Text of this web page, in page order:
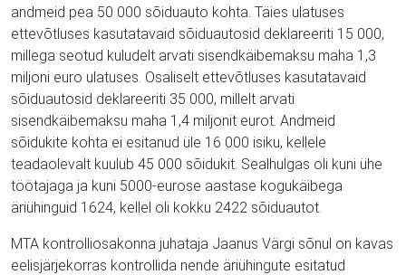
andmeid pea 50 000 sõiduauto kohta. Täies ulatuses
ettevõtluses kasutatavaid sõiduautosid deklareeriti 15 000,
millega seotud kuludelt arvati sisendkäibemaksu maha 1,3
miljoni euro ulatuses. Osaliselt ettevõtluses kasutatavaid
sõiduautosid deklareeriti 35 000, millelt arvati
sisendkäibemaksu maha 1,4 miljonit eurot. Andmeid
sõidukite kohta ei esitanud üle 16 000 isiku, kellele
teadaolevalt kuulub 45 000 sõidukit. Sealhulgas oli kuni ühe
töötajaga ja kuni 5000-eurose aastase kogukäibega
äriühinguid 1624, kellel oli kokku 2422 sõiduautot.
MTA kontrolliosakonna juhataja Jaanus Värgi sõnul on kavas
eelisjärjekorras kontrollida nende äriühingute esitatud